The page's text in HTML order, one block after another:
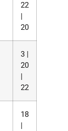
22
|
20
3 |
20
|
22
18
|